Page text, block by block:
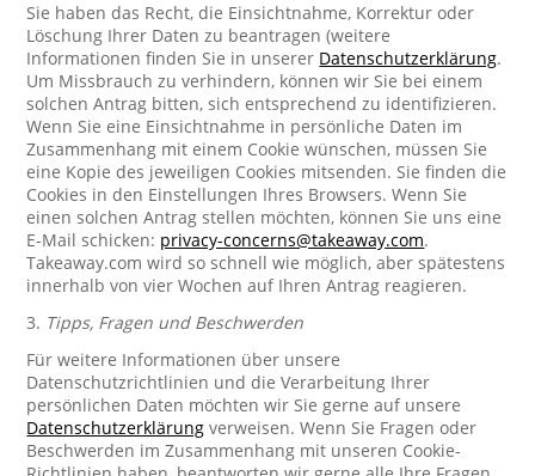
Sie haben das Recht, die Einsichtnahme, Korrektur oder
Löschung Ihrer Daten zu beantragen (weitere
Informationen finden Sie in unserer Datenschutzerklärung.
Um Missbrauch zu verhindern, können wir Sie bei einem
solchen Antrag bitten, sich entsprechend zu identifizieren.
Wenn Sie eine Einsichtnahme in persönliche Daten im
Zusammenhang mit einem Cookie wünschen, müssen Sie
eine Kopie des jeweiligen Cookies mitsenden. Sie finden die
Cookies in den Einstellungen Ihres Browsers. Wenn Sie
einen solchen Antrag stellen möchten, können Sie uns eine
E-Mail schicken: privacy-concerns@takeaway.com.
Takeaway.com wird so schnell wie möglich, aber spätestens
innerhalb von vier Wochen auf Ihren Antrag reagieren.
3. Tipps, Fragen und Beschwerden
Für weitere Informationen über unsere
Datenschutzrichtlinien und die Verarbeitung Ihrer
persönlichen Daten möchten wir Sie gerne auf unsere
Datenschutzerklärung verweisen. Wenn Sie Fragen oder
Beschwerden im Zusammenhang mit unseren Cookie-